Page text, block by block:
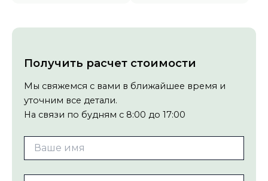
Получить расчет стоимости
Мы свяжемся с вами в ближайшее время и
уточним все детали.
На связи по будням с 8:00 до 17:00